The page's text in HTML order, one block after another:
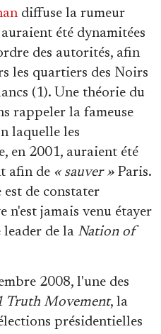
diffuse la rumeur
été dynamitées
des autorités, afin
les quartiers des Noirs
(1). Une théorie du
rappeler la fameuse
laquelle les
en 2001, auraient été
afin de « sauver »Paris.
de constater
n'est jamais venu étayer
de la Nation of
2008, l'une des
Truth Movement, la
présidentielles